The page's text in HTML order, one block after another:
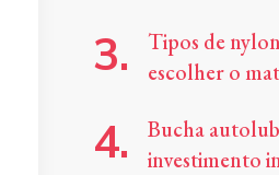
Tipos de
escolher o
Bucha
investimento